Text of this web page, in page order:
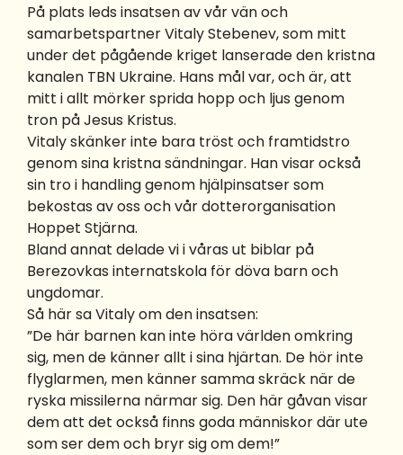
På plats leds insatsen av vår vän och
samarbetspartner Vitaly Stebenev, som mitt
under det pågående kriget lanserade den kristna
kanalen TBN Ukraine. Hans mål var, och är, att
mitt i allt mörker sprida hopp och ljus genom
tron på Jesus Kristus.
Vitaly skänker inte bara tröst och framtidstro
genom sina kristna sändningar. Han visar också
sin tro i handling genom hjälpinsatser som
bekostas av oss och vår dotterorganisation
Hoppet Stjärna.
Bland annat delade vi i våras ut biblar på
Berezovkas internatskola för döva barn och
ungdomar.
Så här sa Vitaly om den insatsen:
”De här barnen kan inte höra världen omkring
sig, men de känner allt i sina hjärtan. De hör inte
flyglarmen, men känner samma skräck när de
ryska missilerna närmar sig. Den här gåvan visar
dem att det också finns goda människor där ute
som ser dem och bryr sig om dem!”